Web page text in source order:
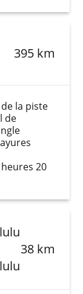
395 km
la piste
de
20
38 km